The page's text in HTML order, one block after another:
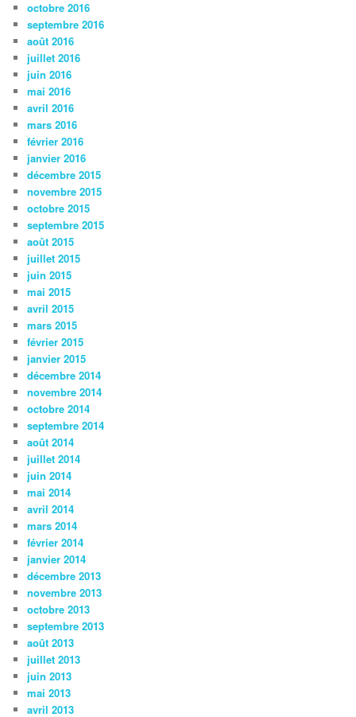
octobre 2016
septembre 2016
août 2016
juillet 2016
juin 2016
mai 2016
avril 2016
mars 2016
février 2016
janvier 2016
décembre 2015
novembre 2015
octobre 2015
septembre 2015
août 2015
juillet 2015
juin 2015
mai 2015
avril 2015
mars 2015
février 2015
janvier 2015
décembre 2014
novembre 2014
octobre 2014
septembre 2014
août 2014
juillet 2014
juin 2014
mai 2014
avril 2014
mars 2014
février 2014
janvier 2014
décembre 2013
novembre 2013
octobre 2013
septembre 2013
août 2013
juillet 2013
juin 2013
mai 2013
avril 2013